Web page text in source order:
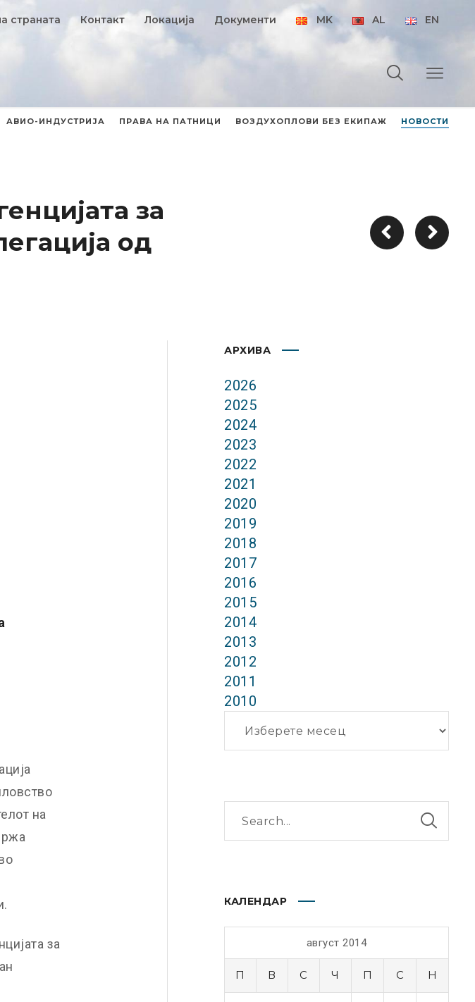
страната Контакт Локација Документи MK AL EN
АВИО-ИНДУСТРИЈА ПРАВА НА ПАТНИЦИ ВОЗДУХОПЛОВИ БЕЗ ЕКИПАЖ НОВОСТИ
за
од
на
за
АРХИВА
2026
2025
2024
2023
2022
2021
2020
2019
2018
2017
2016
2015
2014
2013
2012
2011
2010
КАЛЕНДАР
август 2014
П В С Ч П С Н